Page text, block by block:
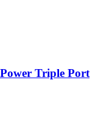
Triple Port